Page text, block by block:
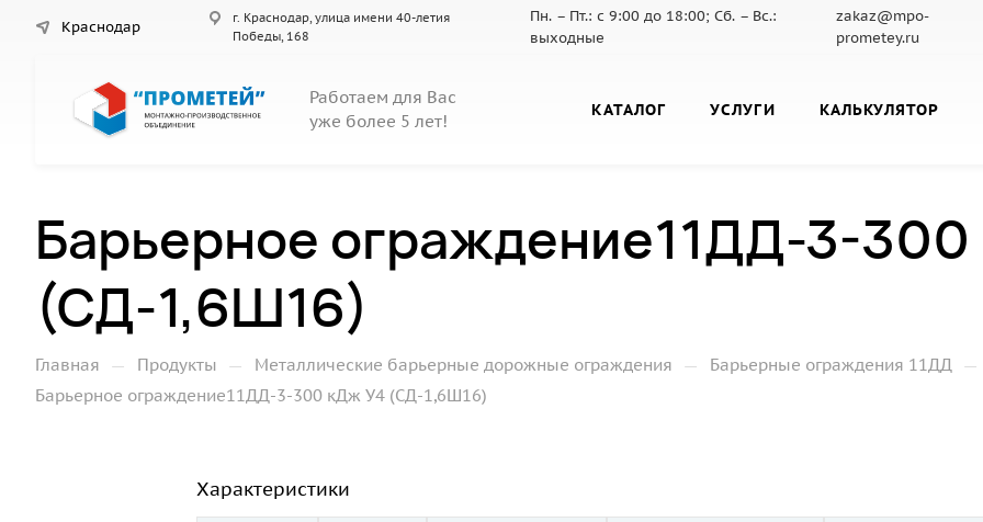
Краснодар
г. Краснодар, улица имени 40-летия
Победы, 168
Пн. – Пт.: с 9:00 до 18:00; Сб. – Вс.:
выходные
zakaz@mpo-
prometey.ru
Работаем для Вас
уже более 5 лет!
КАТАЛОГ УСЛУГИ КАЛЬКУЛЯТОР
Барьерное ограждение11ДД-3-
(СД-1,6Ш16)
Главная — Продукты — Металлические барьерные дорожные ограждения — Барьерные ограждения 11ДД —
Барьерное ограждение11ДД-3-300 кДж У4 (СД-1,6Ш16)
Характеристики